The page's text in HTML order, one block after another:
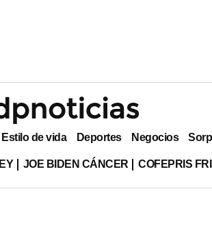
Estilo de vida Deportes Negocios
JOE BIDEN CÁNCER COFEPRIS